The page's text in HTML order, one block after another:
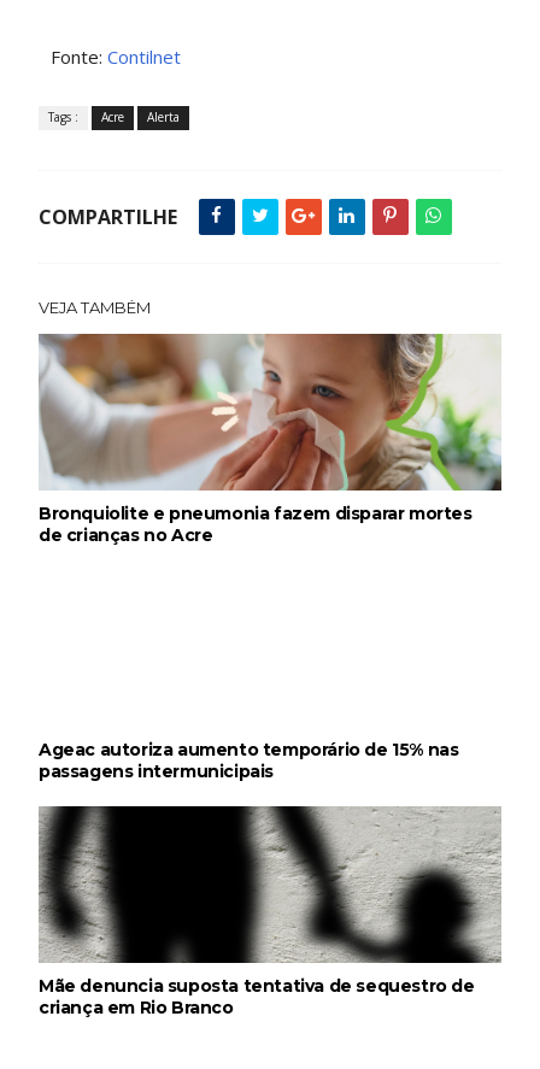
Fonte: Contilnet
Tags : Acre Alerta
COMPARTILHE
VEJA TAMBÉM
Bronquiolite e pneumonia fazem disparar mortes
de crianças no Acre
Ageac autoriza aumento temporário de 15% nas
passagens intermunicipais
Mãe denuncia suposta tentativa de sequestro de
criança em Rio Branco